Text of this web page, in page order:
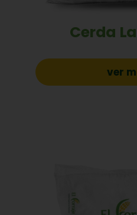
Cerda
ver